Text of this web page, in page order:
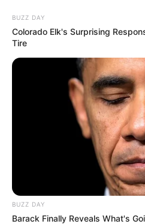
BUZZ DAY
Colorado Elk's Surprising
Tire
BUZZ DAY
Barack Finally Reveals What's